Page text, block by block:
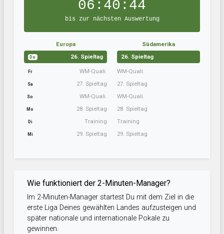
06:40:44
bis zur nächsten Auswertung
Europa
Do 26. Spieltag
Fr WM-Quali.
Sa 27. Spieltag
So WM-Quali.
Mo 28. Spieltag
Di Training
Mi 29. Spieltag
Südamerika
26. Spieltag
WM-Quali.
27. Spieltag
WM-Quali.
28. Spieltag
Training
29. Spieltag
Wie funktioniert der 2-Minuten-Manager?
Im 2-Minuten-Manager startest Du mit dem Ziel in die
erste Liga Deines gewählten Landes aufzusteigen und
später nationale und internationale Pokale zu
gewinnen.